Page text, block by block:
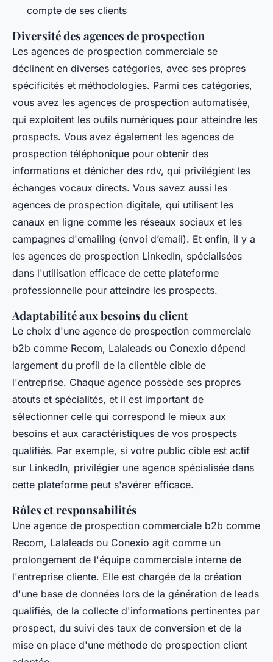
compte de ses clients
Diversité des agences de prospection
Les agences de prospection commerciale se
déclinent en diverses catégories, avec ses propres
spécificités et méthodologies. Parmi ces catégories,
vous avez les agences de prospection automatisée,
qui exploitent les outils numériques pour atteindre les
prospects. Vous avez également les agences de
prospection téléphonique pour obtenir des
informations et dénicher des rdv, qui privilégient les
échanges vocaux directs. Vous savez aussi les
agences de prospection digitale, qui utilisent les
canaux en ligne comme les réseaux sociaux et les
campagnes d'emailing (envoi d’email). Et enfin, il y a
les agences de prospection LinkedIn, spécialisées
dans l'utilisation efficace de cette plateforme
professionnelle pour atteindre les prospects.
Adaptabilité aux besoins du client
Le choix d'une agence de prospection commerciale
b2b comme Recom, Lalaleads ou Conexio dépend
largement du profil de la clientèle cible de
l'entreprise. Chaque agence possède ses propres
atouts et spécialités, et il est important de
sélectionner celle qui correspond le mieux aux
besoins et aux caractéristiques de vos prospects
qualifiés. Par exemple, si votre public cible est actif
sur LinkedIn, privilégier une agence spécialisée dans
cette plateforme peut s'avérer efficace.
Rôles et responsabilités
Une agence de prospection commerciale b2b comme
Recom, Lalaleads ou Conexio agit comme un
prolongement de l'équipe commerciale interne de
l'entreprise cliente. Elle est chargée de la création
d'une base de données lors de la génération de leads
qualifiés, de la collecte d'informations pertinentes par
prospect, du suivi des taux de conversion et de la
mise en place d'une méthode de prospection client